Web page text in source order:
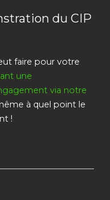
du CIP
faire pour votre
une
via notre
à quel point le
!